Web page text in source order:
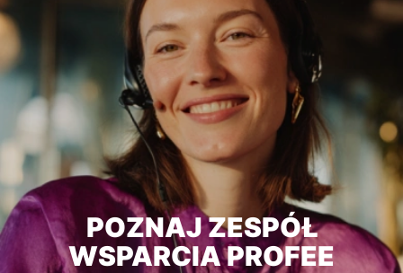
POZNAJ ZESPÓŁ
WSPARCIA PROFEE